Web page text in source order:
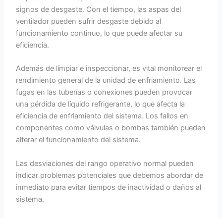
signos de desgaste. Con el tiempo, las aspas del
ventilador pueden sufrir desgaste debido al
funcionamiento continuo, lo que puede afectar su
eficiencia.
Además de limpiar e inspeccionar, es vital monitorear el
rendimiento general de la unidad de enfriamiento. Las
fugas en las tuberías o conexiones pueden provocar
una pérdida de líquido refrigerante, lo que afecta la
eficiencia de enfriamiento del sistema. Los fallos en
componentes como válvulas o bombas también pueden
alterar el funcionamiento del sistema.
Las desviaciones del rango operativo normal pueden
indicar problemas potenciales que debemos abordar de
inmediato para evitar tiempos de inactividad o daños al
sistema.